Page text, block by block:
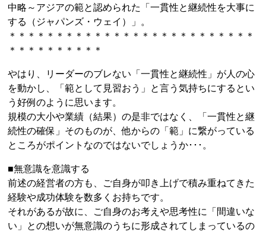
中略～アジアの範と認められた「一貫性と継続性を大事に
する（ジャパンズ・ウェイ）」。
＊＊＊＊＊＊＊＊＊＊＊＊＊＊＊＊＊＊＊＊＊＊＊＊＊＊
＊＊＊＊＊＊＊＊＊＊
やはり、リーダーのブレない「一貫性と継続性」が人の心
を動かし、「範として見習おう」と言う気持ちにするとい
う好例のように思います。
規模の大小や業績（結果）の是非ではなく、「一貫性と継
続性の確保」そのものが、他からの「範」に繋がっている
ところがポイントなのではないでしょうか･･･。
■無意識を意識する
前述の経営者の方も、ご自身が叩き上げで積み重ねてきた
経験や成功体験を数多くお持ちです。
それがあるが故に、ご自身のお考えや思考性に「間違いな
い」との想いが無意識のうちに形成されてしまっているの